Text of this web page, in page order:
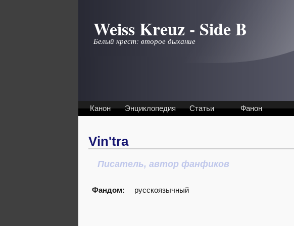
Weiss Kreuz - Side B
Белый крест: второе дыхание
Канон Энциклопедия Статьи Фанон
Vin'tra
Писатель, автор фанфиков
Фандом: русскоязычный